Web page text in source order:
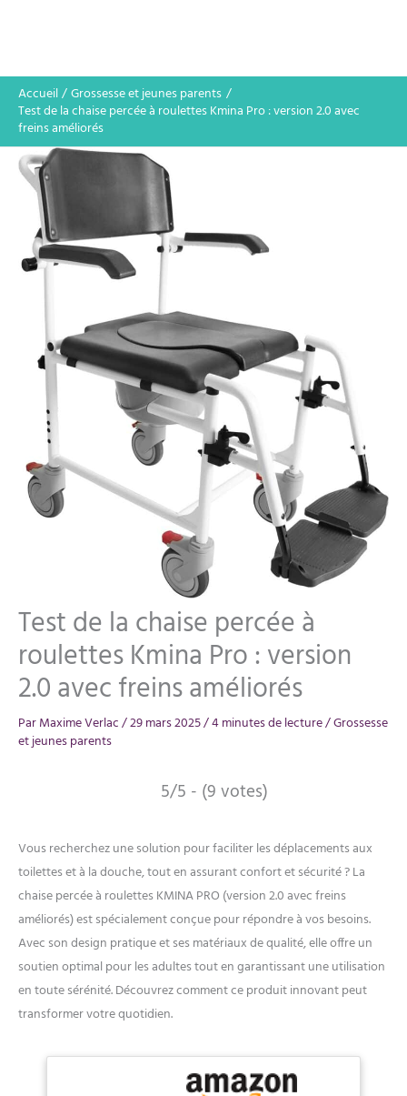
Accueil
Grossesse et jeunes parents
Test de la chaise percée à roulettes Kmina Pro : version 2.0 avec
freins améliorés
Test de la chaise percée à
roulettes Kmina Pro : version
2.0 avec freins améliorés
ParMaxime Verlac/29 mars 2025/4 minutes de lecture/Grossesse
et jeunes parents
5/5 - (9 votes)
Vous recherchez une solution pour faciliter les déplacements aux
toilettes et à la douche, tout en assurant confort et sécurité ? La
chaise percée à roulettes KMINA PRO (version 2.0 avec freins
améliorés) est spécialement conçue pour répondre à vos besoins.
Avec son design pratique et ses matériaux de qualité, elle offre un
soutien optimal pour les adultes tout en garantissant une utilisation
en toute sérénité. Découvrez comment ce produit innovant peut
transformer votre quotidien.